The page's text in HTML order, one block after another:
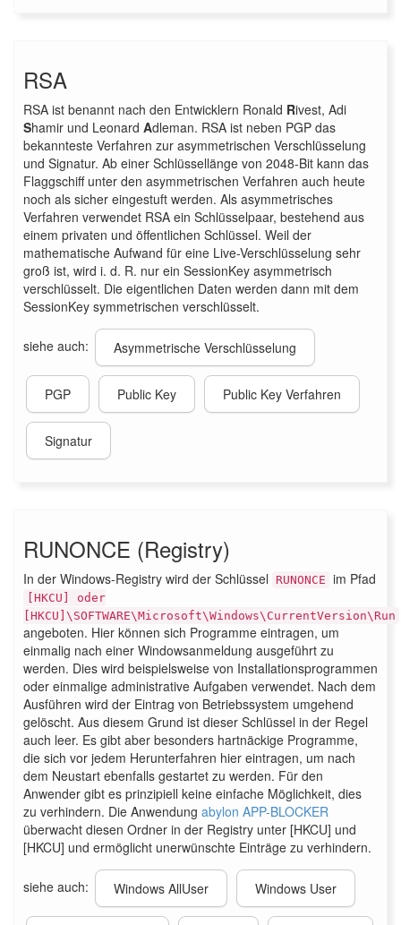
RSA
RSA ist benannt nach den Entwicklern Ronald Rivest, Adi
Shamir und Leonard Adleman. RSA ist neben PGP das
bekannteste Verfahren zur asymmetrischen Verschlüsselung
und Signatur. Ab einer Schlüssellänge von 2048-Bit kann das
Flaggschiff unter den asymmetrischen Verfahren auch heute
noch als sicher eingestuft werden. Als asymmetrisches
Verfahren verwendet RSA ein Schlüsselpaar, bestehend aus
einem privaten und öffentlichen Schlüssel. Weil der
mathematische Aufwand für eine Live-Verschlüsselung sehr
groß ist, wird i. d. R. nur ein SessionKey asymmetrisch
verschlüsselt. Die eigentlichen Daten werden dann mit dem
SessionKey symmetrischen verschlüsselt.
siehe auch: Asymmetrische Verschlüsselung
PGP Public Key Public Key Verfahren
Signatur
RUNONCE (Registry)
In der Windows-Registry wird der Schlüssel RUNONCE im Pfad
[HKCU] oder
[HKCU]\SOFTWARE\Microsoft\Windows\CurrentVersion\Run
angeboten. Hier können sich Programme eintragen, um
einmalig nach einer Windowsanmeldung ausgeführt zu
werden. Dies wird beispielsweise von Installationsprogrammen
oder einmalige administrative Aufgaben verwendet. Nach dem
Ausführen wird der Eintrag von Betriebssystem umgehend
gelöscht. Aus diesem Grund ist dieser Schlüssel in der Regel
auch leer. Es gibt aber besonders hartnäckige Programme,
die sich vor jedem Herunterfahren hier eintragen, um nach
dem Neustart ebenfalls gestartet zu werden. Für den
Anwender gibt es prinzipiell keine einfache Möglichkeit, dies
zu verhindern. Die Anwendung abylon APP-BLOCKER
überwacht diesen Ordner in der Registry unter [HKCU] und
[HKCU] und ermöglicht unerwünschte Einträge zu verhindern.
siehe auch: Windows AllUser Windows User